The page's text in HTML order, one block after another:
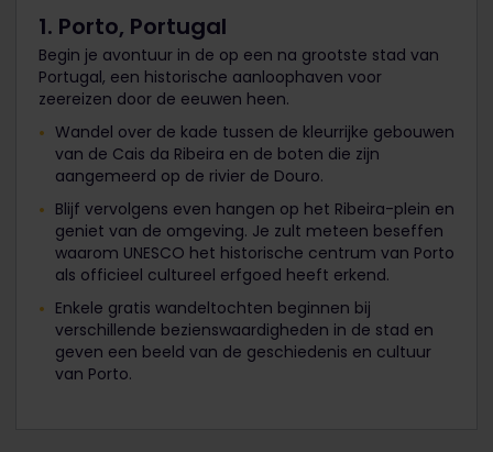
1. Porto, Portugal
Begin je avontuur in de op een na grootste stad van
Portugal, een historische aanloophaven voor
zeereizen door de eeuwen heen.
Wandel over de kade tussen de kleurrijke gebouwen
van de Cais da Ribeira en de boten die zijn
aangemeerd op de rivier de Douro.
Blijf vervolgens even hangen op het Ribeira-plein en
geniet van de omgeving. Je zult meteen beseffen
waarom UNESCO het historische centrum van Porto
als officieel cultureel erfgoed heeft erkend.
Enkele gratis wandeltochten beginnen bij
verschillende bezienswaardigheden in de stad en
geven een beeld van de geschiedenis en cultuur
van Porto.